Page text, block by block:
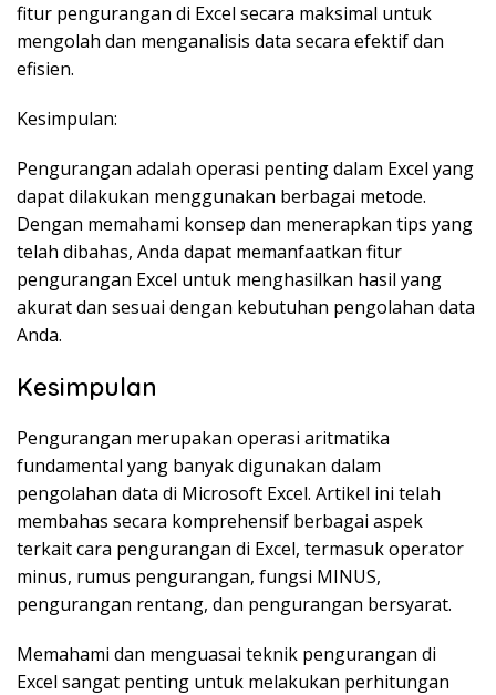
fitur pengurangan di Excel secara maksimal untuk
mengolah dan menganalisis data secara efektif dan
efisien.
Kesimpulan:
Pengurangan adalah operasi penting dalam Excel yang
dapat dilakukan menggunakan berbagai metode.
Dengan memahami konsep dan menerapkan tips yang
telah dibahas, Anda dapat memanfaatkan fitur
pengurangan Excel untuk menghasilkan hasil yang
akurat dan sesuai dengan kebutuhan pengolahan data
Anda.
Kesimpulan
Pengurangan merupakan operasi aritmatika
fundamental yang banyak digunakan dalam
pengolahan data di Microsoft Excel. Artikel ini telah
membahas secara komprehensif berbagai aspek
terkait cara pengurangan di Excel, termasuk operator
minus, rumus pengurangan, fungsi MINUS,
pengurangan rentang, dan pengurangan bersyarat.
Memahami dan menguasai teknik pengurangan di
Excel sangat penting untuk melakukan perhitungan